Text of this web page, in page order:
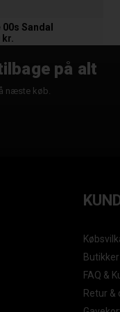
Sandal
kr.
på alt
næste køb.
Butikker
FAQ &
Retur &